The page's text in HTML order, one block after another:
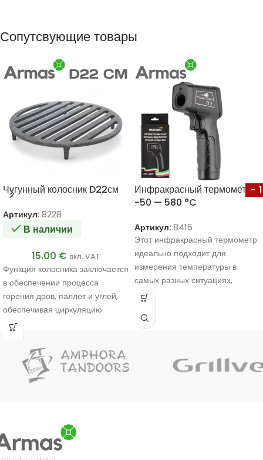
Сопутсвующие товары
Чугунный колосник D22см
Артикул: 8228
В наличии
15.00 € вкл. VAT
Функция колосника заключается
в обеспечении процесса
горения дров, паллет и углей,
обеспечивая циркуляцию
воздуха через решетку.
Инфракрасный термометр
-50 — 580 °C
Артикул: 8415
Этот инфракрасный термометр
идеально подходит для
измерения температуры в
самых разных ситуациях,
включая печи для пиццы,
применение и многое другое.
-